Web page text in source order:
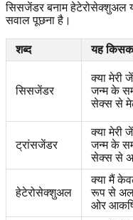
सिसजेंडर बनाम
सवाल पूछना है।
शब्द यह
सिसजेंडर
क्या मेरी
जन्म के
सेक्स से
ट्रांसजेंडर
क्या मेरी
जन्म के
सेक्स से
हेटेरोसेक्शुअल
क्या मैं
रूप से
ओर